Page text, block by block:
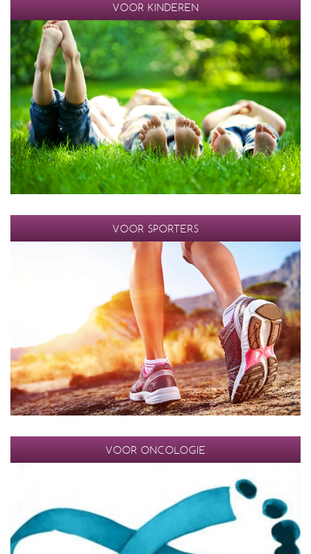
VOOR KINDEREN
VOOR SPORTERS
VOOR ONCOLOGIE